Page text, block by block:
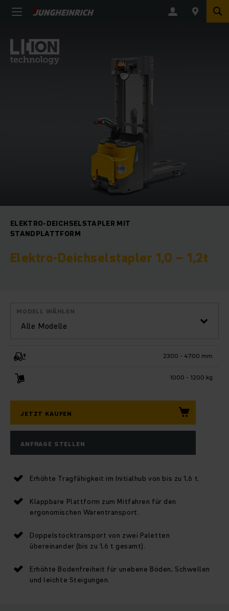
ELEKTRO-DEICHSELSTAPLER MIT
STANDPLATTFORM
Elektro-Deichselstapler 1,0 – 1,2t
Alle Modelle
MODELL WÄHLEN
2300 - 4700 mm
1000 - 1200 kg
JETZT KAUFEN
ANFRAGE STELLEN
Erhöhte Tragfähigkeit im Initialhub von bis zu 1,6 t.
Klappbare Plattform zum Mitfahren für den
ergonomischen Warentransport.
Doppelstocktransport von zwei Paletten
übereinander (bis zu 1,6 t gesamt).
Erhöhte Bodenfreiheit für unebene Böden, Schwellen
und leichte Steigungen.